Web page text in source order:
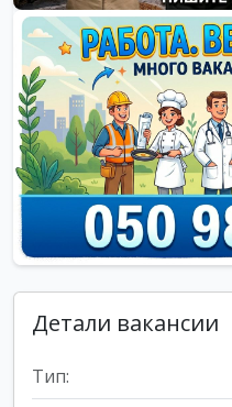
Детали вакансии
Тип: